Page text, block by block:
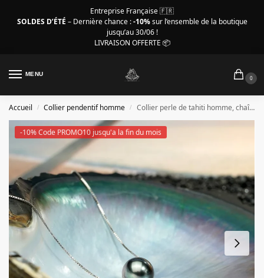
Entreprise Française 🇫🇷
SOLDES D’ÉTÉ – Dernière chance :-10%sur l’ensemble de la boutique
jusqu’au 30/06 !
LIVRAISON OFFERTE 📦
MENU
0
Accueil / Collier pendentif homme / Collier perle de tahiti homme, chaîne s925- TOP Qualité AAAA
-10% Code PROMO10 jusqu'a la fin du mois